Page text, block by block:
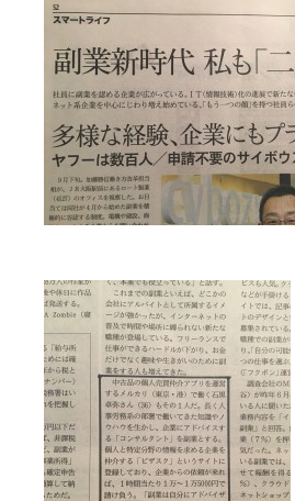
ディスクロージャーポリシー
免責事項